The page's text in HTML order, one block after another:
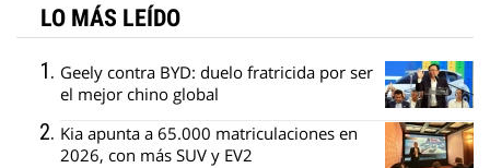
LO MÁS LEÍDO
Geely contra BYD: duelo fratricida por ser
el mejor chino global
Kia apunta a 65.000 matriculaciones en
2026, con más SUV y EV2